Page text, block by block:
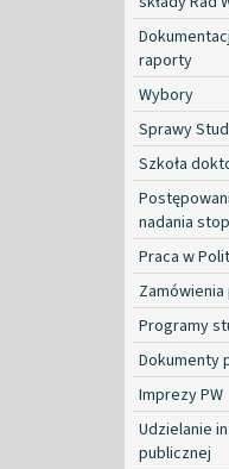
raporty
Wybory
Sprawy
Szkoła
nadania
Praca w
Programy
Dokumenty
Imprezy PW
Udzielanie
publicznej